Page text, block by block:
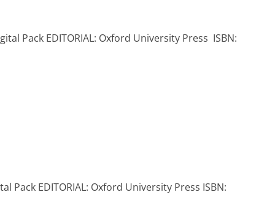
Pack EDITORIAL: Oxford University Press ISBN:
Pack EDITORIAL: Oxford University Press ISBN: